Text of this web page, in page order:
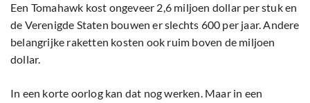
Een Tomahawk kost ongeveer 2,6 miljoen dollar per stuk en
de Verenigde Staten bouwen er slechts 600 per jaar. Andere
belangrijke raketten kosten ook ruim boven de miljoen
dollar.
In een korte oorlog kan dat nog werken. Maar in een